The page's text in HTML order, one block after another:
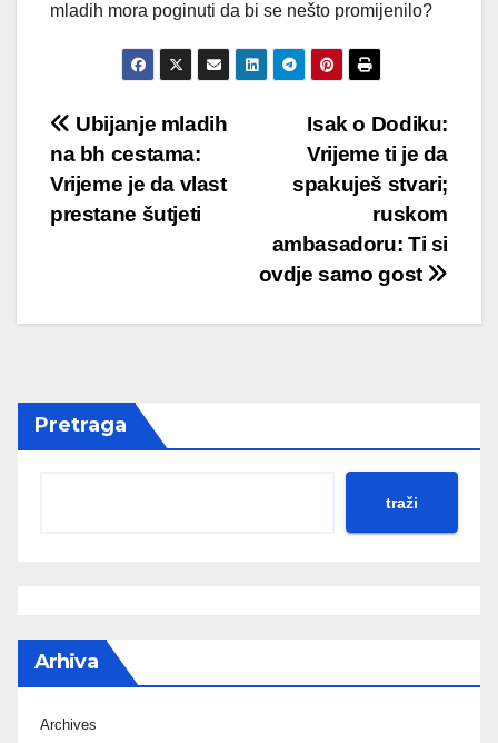
mladih mora poginuti da bi se nešto promijenilo?
Post
navigation
Isak o Dodiku:
Vrijeme ti je da
spakuješ stvari;
ruskom
ambasadoru: Ti si
ovdje samo gost
Ubijanje mladih
na bh cestama:
Vrijeme je da vlast
prestane šutjeti
Pretraga
traži
Arhiva
Archives